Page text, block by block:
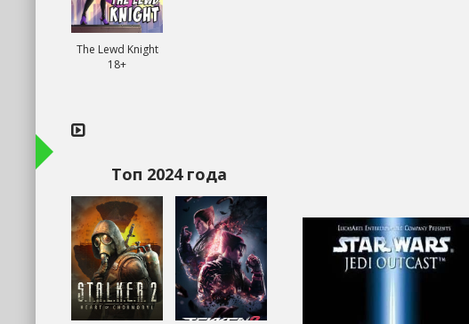
The Lewd Knight
18+
Топ 2024 года